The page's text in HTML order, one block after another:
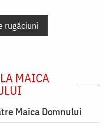
rugăciuni
MAICA
Maica Domnului